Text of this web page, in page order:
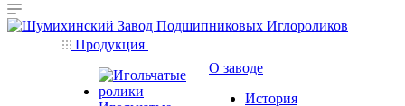
Продукция
О заводе
История